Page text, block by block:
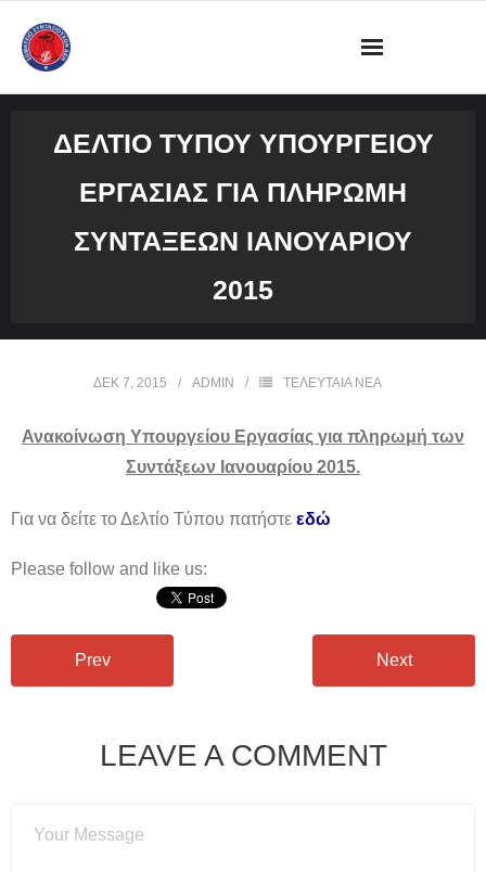
VIDEOS
ΕΠΙΚΟΙΝΩΝΙΑ
ΔΕΛΤΊΟ ΤΎΠΟΥ ΥΠΟΥΡΓΕΊΟΥ
ΕΡΓΑΣΊΑΣ ΓΙΑ ΠΛΗΡΩΜΉ
ΣΥΝΤΆΞΕΩΝ ΙΑΝΟΥΑΡΊΟΥ
2015
ΔΕΚ 7, 2015 ADMIN ΤΕΛΕΥΤΑΙΑ ΝΕΑ
Ανακοίνωση Υπουργείου Εργασίας για πληρωμή των
Συντάξεων Ιανουαρίου 2015.
Για να δείτε το Δελτίο Τύπου πατήστε εδώ
Please follow and like us:
Prev Next
LEAVE A COMMENT